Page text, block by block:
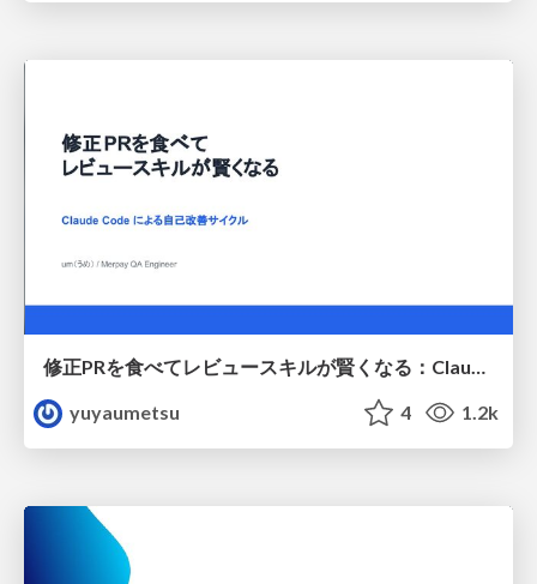
修正PRを食べてレビュースキルが賢くなる：Claude Codeによる自己改善サイクル
yuyaumetsu
4 1.2k